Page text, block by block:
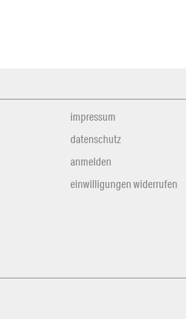
impressum
datenschutz
anmelden
einwilligungen widerrufen